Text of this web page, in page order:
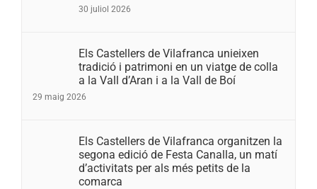
30 juliol 2026
Els Castellers de Vilafranca unieixen
tradició i patrimoni en un viatge de colla
a la Vall d’Aran i a la Vall de Boí
29 maig 2026
Els Castellers de Vilafranca organitzen la
segona edició de Festa Canalla, un matí
d’activitats per als més petits de la
comarca